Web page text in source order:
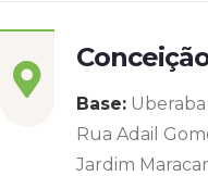
Base: Uberaba
Rua Adail
Jardim